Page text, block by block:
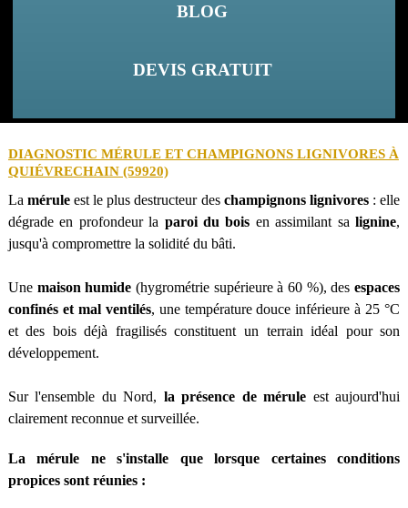
BLOG
DEVIS GRATUIT
DIAGNOSTIC MÉRULE ET CHAMPIGNONS LIGNIVORES À
QUIÉVRECHAIN (59920)
Lamérule est le plus destructeur des champignons lignivores: elle
dégrade en profondeur la paroi du bois en assimilant salignine,
jusqu'à compromettre la solidité du bâti.
Une maison humide (hygrométrie supérieure à 60 %), desespaces
confinés et mal ventilés, une température douce inférieure à 25 °C
et des bois déjà fragilisés constituent un terrain idéal pour son
développement.
Sur l'ensemble du Nord, la présence de mérule est aujourd'hui
clairement reconnue et surveillée.
La mérule ne s'installe que lorsque certaines conditions
propices sont réunies :